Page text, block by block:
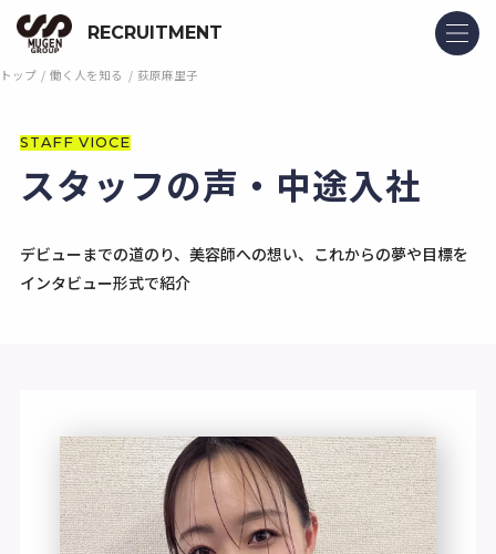
RECRUITMENT
トップ 働く人を知る 荻原麻里子
STAFF VIOCE
スタッフの声・中途入社
デビューまでの道のり、美容師への想い、これからの夢や目標を
インタビュー形式で紹介